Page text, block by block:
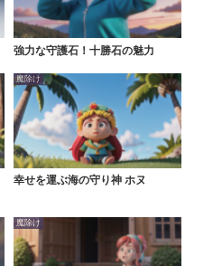
強力な守護石！十勝石の魅力
魔除け
幸せを運ぶ海の守り神 ホヌ
魔除け